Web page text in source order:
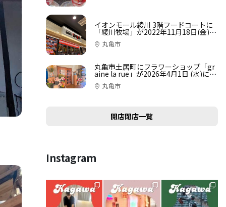
イオンモール綾川 3階フードコートに
「綾川牧場」が2022年11月18日(金)に
オープン
丸亀市
丸亀市土居町にフラワーショップ「gr
aine la rue」が2026年4月1日 (水)に移
転オープン
丸亀市
開店閉店一覧
Instagram